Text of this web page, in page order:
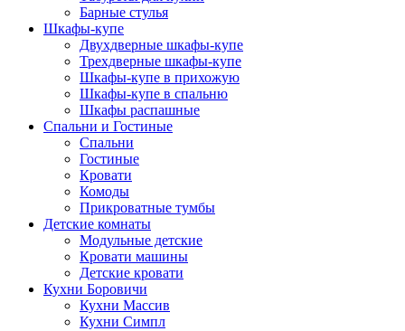
Барные стулья
Шкафы-купе
Двухдверные шкафы-купе
Трехдверные шкафы-купе
Шкафы-купе в прихожую
Шкафы-купе в спальню
Шкафы распашные
Спальни и Гостиные
Спальни
Гостиные
Кровати
Комоды
Прикроватные тумбы
Детские комнаты
Модульные детские
Кровати машины
Детские кровати
Кухни Боровичи
Кухни Массив
Кухни Симпл